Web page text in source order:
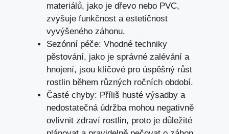
materiálů, jako je dřevo nebo PVC,
zvyšuje funkčnost a estetičnost
vyvýšeného záhonu.
Sezónní péče: Vhodné techniky
pěstování, jako je správné zalévání a
hnojení, jsou klíčové pro úspěšný růst
rostlin během různých ročních období.
Časté chyby: Příliš husté výsadby a
nedostatečná údržba mohou negativně
ovlivnit zdraví rostlin, proto je důležité